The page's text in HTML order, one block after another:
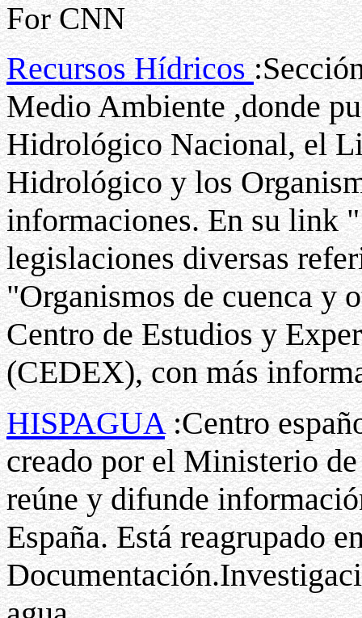
For CNN
Recursos Hídricos
Medio Ambiente ,donde
Hidrológico Nacional, el
Hidrológico y los
informaciones. En su link
legislaciones diversas
"Organismos de cuenca y
Centro de Estudios y
(CEDEX), con más
HISPAGUA:Centro
creado por el Ministerio
reúne y difunde
España. Está reagrupado